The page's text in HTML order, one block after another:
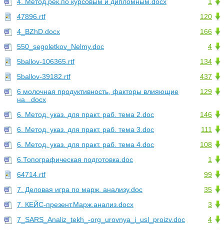
1
4. Метод.рек.по курсовым и дипломным.docx
120
47896.rtf
166
4_BZhD.docx
4
550_segoletkov_Nelmy.doc
134
5ballov-106365.rtf
437
5ballov-39182.rtf
129
6 молочная продуктивность, факторы влияющие
на...docx
146
6. Метод. указ. для практ. раб. тема 2.doc
111
6. Метод. указ. для практ. раб. тема 3.doc
108
6. Метод. указ. для практ. раб. тема 4.doc
1
6.Топографическая подготовка.doc
99
64714.rtf
35
7. Деловая игра по марж. анализу.doc
3
7. КЕЙС-презент.Марж.анализ.docx
4
7_SARS_Analiz_tekh_-org_urovnya_i_usl_proizv.doc